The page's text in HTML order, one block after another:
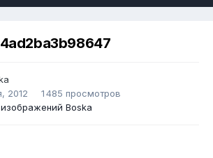
2012
1 485 просмотров
Boska